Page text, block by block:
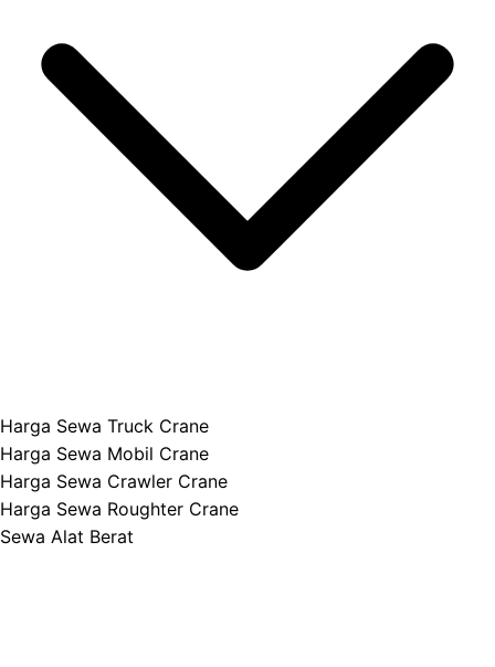
Harga Sewa Truck Crane
Harga Sewa Mobil Crane
Harga Sewa Crawler Crane
Harga Sewa Roughter Crane
Sewa Alat Berat